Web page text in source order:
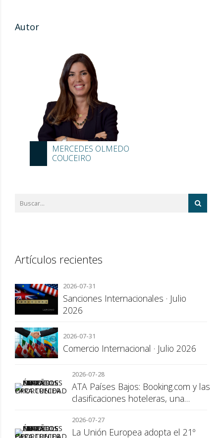
Autor
MERCEDES OLMEDO
COUCEIRO
Artículos recientes
2026-07-31
Sanciones Internacionales · Julio
2026
2026-07-31
Comercio Internacional · Julio 2026
2026-07-28
ATA Países Bajos: Booking.com y las
clasificaciones hoteleras, una
consumidor
2026-07-27
La Unión Europea adopta el 21º